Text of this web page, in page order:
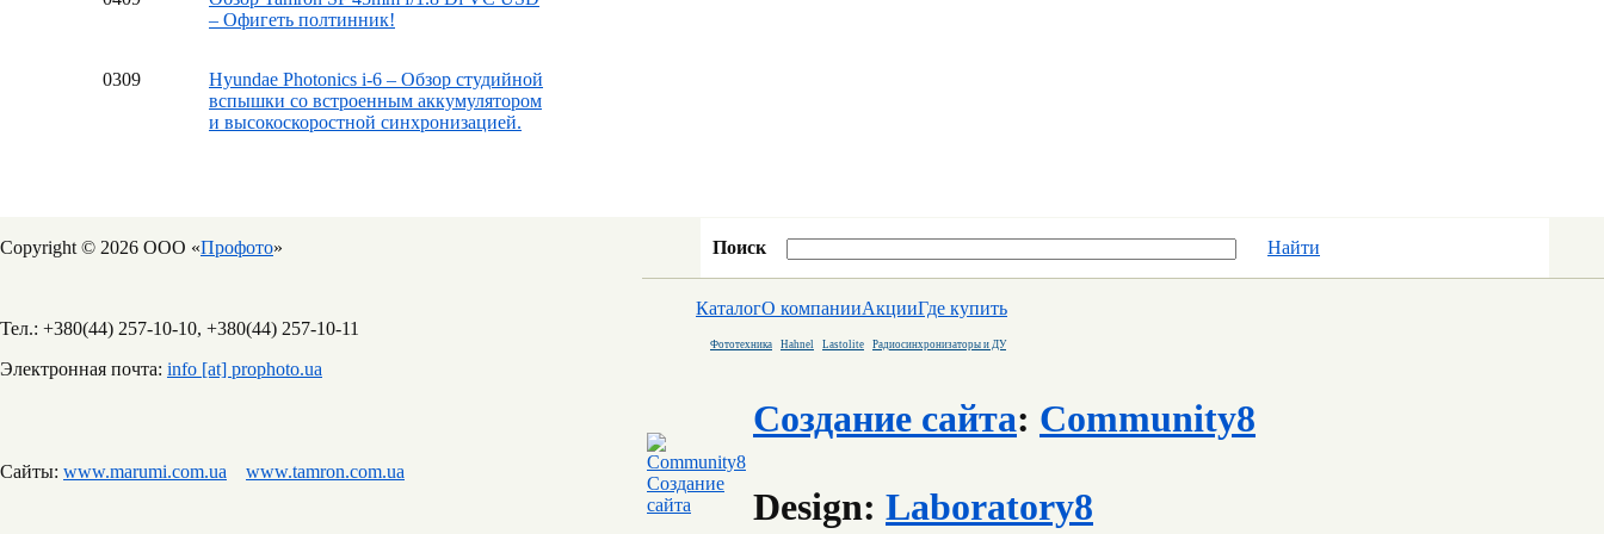
– Офигеть полтинник!
0309
Hyundae Photonics i-6 – Обзор студийной
вспышки со встроенным аккумулятором
и высокоскоростной синхронизацией.
Copyright © 2026 ООО «Профото»
Тел.: +380(44) 257-10-10, +380(44) 257-10-11
Электронная почта: info [at] prophoto.ua
Сайты: www.marumi.com.ua www.tamron.com.ua
Поиск Найти
КаталогО компанииАкцииГде купить
Фототехника Hahnel Lastolite Радиосинхронизаторы и ДУ
Создание сайта: Community8
Design: Laboratory8